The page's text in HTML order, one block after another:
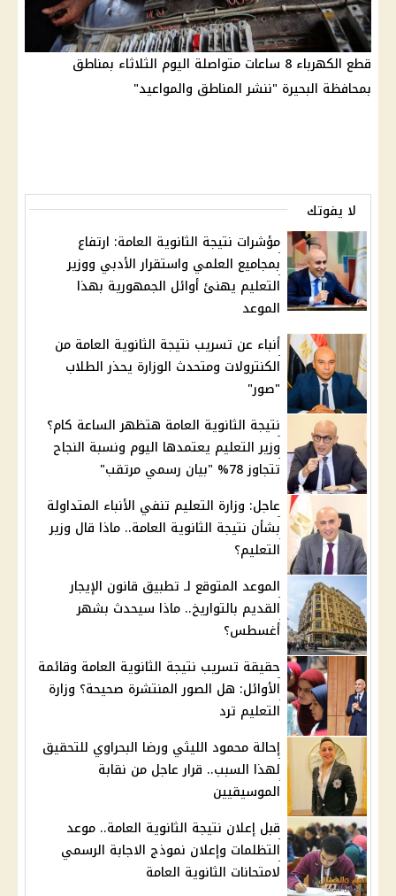
قطع الكهرباء 8 ساعات متواصلة اليوم الثلاثاء بمناطق
بمحافظة البحيرة "ننشر المناطق والمواعيد"
لا يفوتك
مؤشرات نتيجة الثانوية العامة: ارتفاع
بمجاميع العلمي واستقرار الأدبي ووزير
التعليم يهنئ أوائل الجمهورية بهذا
الموعد
أنباء عن تسريب نتيجة الثانوية العامة من
الكنترولات ومتحدث الوزارة يحذر الطلاب
"صور"
نتيجة الثانوية العامة هتظهر الساعة كام؟
وزير التعليم يعتمدها اليوم ونسبة النجاح
تتجاوز 78% "بيان رسمي مرتقب"
عاجل: وزارة التعليم تنفي الأنباء المتداولة
بشأن نتيجة الثانوية العامة.. ماذا قال وزير
التعليم؟
الموعد المتوقع لـ تطبيق قانون الإيجار
القديم بالتواريخ.. ماذا سيحدث بشهر
أغسطس؟
حقيقة تسريب نتيجة الثانوية العامة وقائمة
الأوائل: هل الصور المنتشرة صحيحة؟ وزارة
التعليم ترد
إحالة محمود الليثي ورضا البحراوي للتحقيق
لهذا السبب.. قرار عاجل من نقابة
الموسيقيين
قبل إعلان نتيجة الثانوية العامة.. موعد
التظلمات وإعلان نموذج الاجابة الرسمي
لامتحانات الثانوية العامة